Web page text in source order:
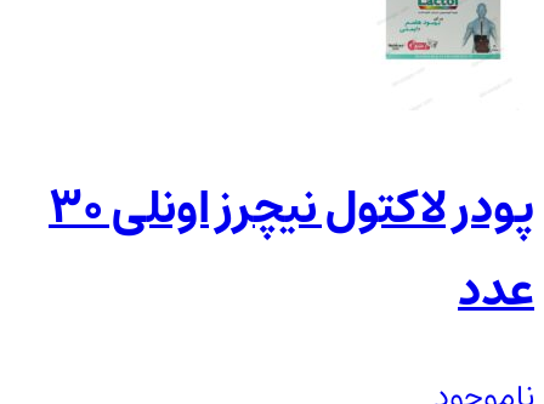
پودر لاکتول نیچرز اونلی 30
عدد